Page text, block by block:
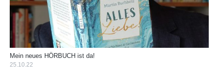
Mein neues HÖRBUCH ist da!
25.10.22